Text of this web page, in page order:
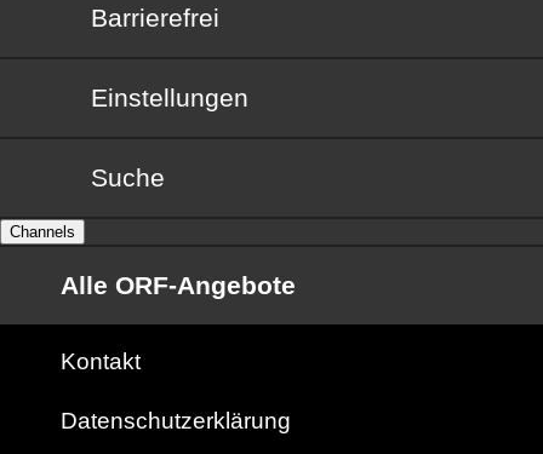
Barrierefrei
Barrierefrei
Einstellungen
Suche
Channels
Alle ORF-Angebote
Kontakt
Datenschutzerklärung